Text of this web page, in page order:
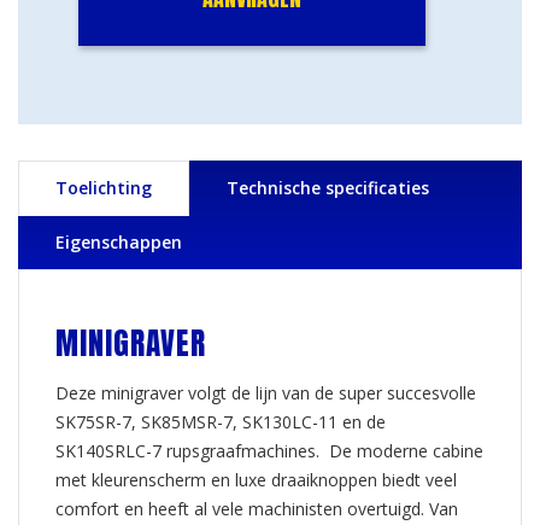
Toelichting Technische specificaties
Eigenschappen
MINIGRAVER
Deze minigraver volgt de lijn van de super succesvolle
SK75SR-7, SK85MSR-7, SK130LC-11 en de
SK140SRLC-7 rupsgraafmachines. De moderne cabine
met kleurenscherm en luxe draaiknoppen biedt veel
comfort en heeft al vele machinisten overtuigd. Van